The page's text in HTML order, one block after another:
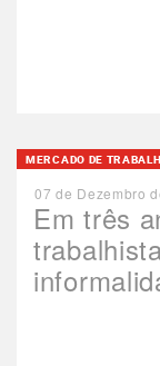
Em três
MERCADO DE
07 de Dezembro